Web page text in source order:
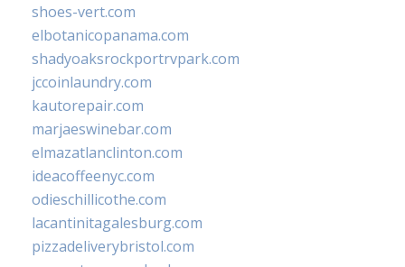
shoes-vert.com
elbotanicopanama.com
shadyoaksrockportrvpark.com
jccoinlaundry.com
kautorepair.com
marjaeswinebar.com
elmazatlanclinton.com
ideacoffeenyc.com
odieschillicothe.com
lacantinitagalesburg.com
pizzadeliverybristol.com